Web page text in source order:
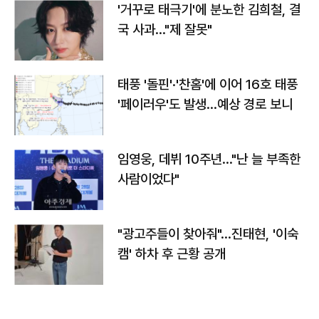
'거꾸로 태극기'에 분노한 김희철, 결
국 사과…"제 잘못"
태풍 '돌핀'·'찬홈'에 이어 16호 태풍
'페이러우'도 발생…예상 경로 보니
임영웅, 데뷔 10주년…"난 늘 부족한
사람이었다"
"광고주들이 찾아줘"…진태현, '이숙
캠' 하차 후 근황 공개